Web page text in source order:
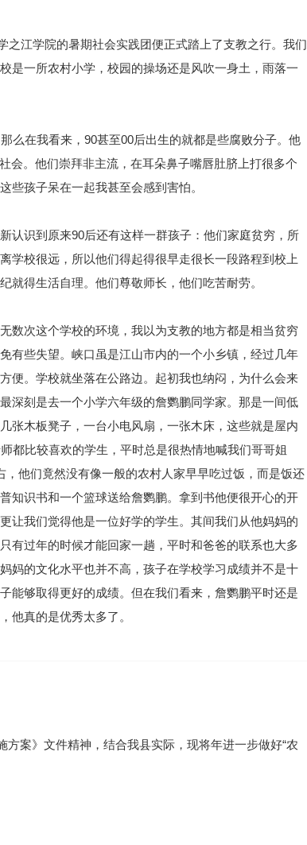
江学院的暑期社会实践团便正式踏上了支教之行。我们
是一所农村小学，校园的操场还是风吹一身土，雨落一
么在我看来，90甚至00后出生的就都是些腐败分子。他
会。他们崇拜非主流，在耳朵鼻子嘴唇肚脐上打很多个
些孩子呆在一起我甚至会感到害怕。
认识到原来90后还有这样一群孩子：他们家庭贫穷，所
学校很远，所以他们得起得很早走很长一段路程到校上
就得生活自理。他们尊敬师长，他们吃苦耐劳。
数次这个学校的环境，我以为支教的地方都是相当贫穷
有些失望。峡口虽是江山市内的一个小乡镇，经过几年
便。学校就坐落在公路边。起初我也纳闷，为什么会来
深刻是去一个小学六年级的詹鹦鹏同学家。那是一间低
张木板凳子，一台小电风扇，一张木床，这些就是屋内
都比较喜欢的学生，平时总是很热情地喊我们哥哥姐
他们竟然没有像一般的农村人家早早吃过饭，而是饭还
知识书和一个篮球送给詹鹦鹏。拿到书他便很开心的开
让我们觉得他是一位好学的学生。其间我们从他妈妈的
有过年的时候才能回家一趟，平时和爸爸的联系也大多
妈的文化水平也并不高，孩子在学校学习成绩并不是十
能够取得更好的成绩。但在我们看来，詹鹦鹏平时还是
他真的是优秀太多了。
案》文件精神，结合我县实际，现将年进一步做好“农